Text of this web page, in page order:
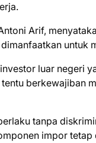
Arif,
untuk
luar negeri
berkewajiban
tanpa
impor